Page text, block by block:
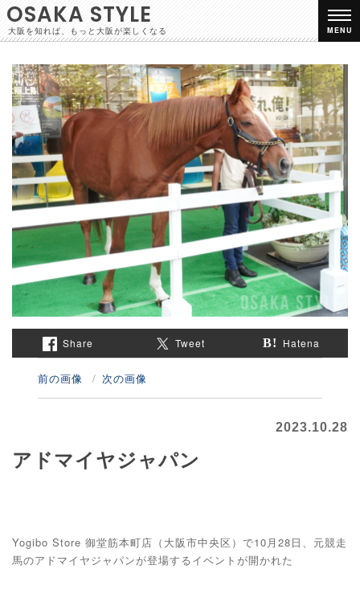
OSAKA STYLE
大阪を知れば、もっと大阪が楽しくなる MENU
Share Tweet Hatena
前の画像 次の画像
2023.10.28
アドマイヤジャパン
Yogibo Store 御堂筋本町店（大阪市中央区）で10月28日、元競走
馬のアドマイヤジャパンが登場するイベントが開かれた